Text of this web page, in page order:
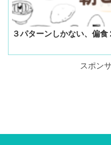
３パターンしかない、偏
スポン